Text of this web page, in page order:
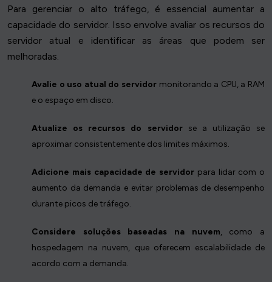
Para gerenciar o alto tráfego, é essencial aumentar a
capacidade do servidor. Isso envolve avaliar os recursos do
servidor atual e identificar as áreas que podem ser
melhoradas.
Avalie o uso atual do servidor monitorando a CPU, a RAM
e o espaço em disco.
Atualize os recursos do servidorse a utilização se
aproximar consistentemente dos limites máximos.
Adicione mais capacidade de servidor para lidar com o
aumento da demanda e evitar problemas de desempenho
durante picos de tráfego.
Considere soluções baseadas na nuvem, como a
hospedagem na nuvem, que oferecem escalabilidade de
acordo com a demanda.